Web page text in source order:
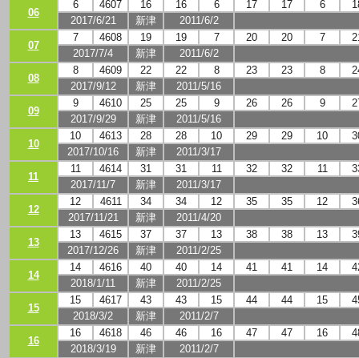
06
6 4607 16 16 6 17 17 6
2017/6/21
新津 2011/6/2
07
7 4608 19 19 7 20 20 7
2017/7/4
新津 2011/6/2
08
8 4609 22 22 8 23 23 8
2017/9/12
新津 2011/5/16
09
9 4610 25 25 9 26 26 9
2017/9/29
新津 2011/5/16
10
10 4613 28 28 10 29 29 10
2017/10/16
新津 2011/3/17
11
11 4614 31 31 11 32 32 11
2017/11/7
新津 2011/3/17
12
12 4611 34 34 12 35 35 12
2017/11/21
新津 2011/4/20
13
13 4615 37 37 13 38 38 13
2017/12/26
新津 2011/2/25
14
14 4616 40 40 14 41 41 14
2018/1/11
新津 2011/2/25
15
15 4617 43 43 15 44 44 15
2018/3/2
新津 2011/2/7
16
16 4618 46 46 16 47 47 16
2018/3/19
新津 2011/2/7